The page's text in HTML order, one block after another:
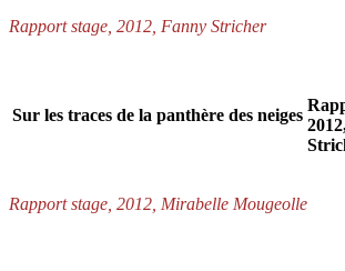
Rapport stage, 2012, Fanny Stricher
Sur les traces de la panthère des neiges
Rapport stage, 2012, Mirabelle Mougeolle